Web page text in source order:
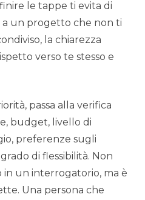
le tappe ti evita di
un progetto che non ti
la chiarezza
verso te stesso e
passa alla verifica
budget, livello di
preferenze sugli
di flessibilità. Non
un interrogatorio, ma è
Una persona che